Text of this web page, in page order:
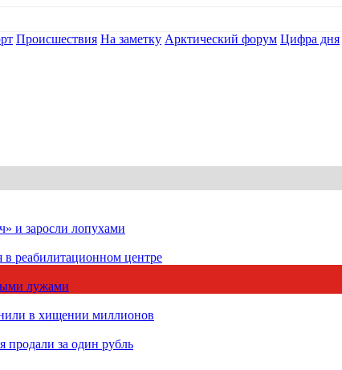
Происшествия На заметку Арктический форум Цифра дня
и заросли лопухами
реабилитационном центре
лужами
в хищении миллионов
продали за один рубль